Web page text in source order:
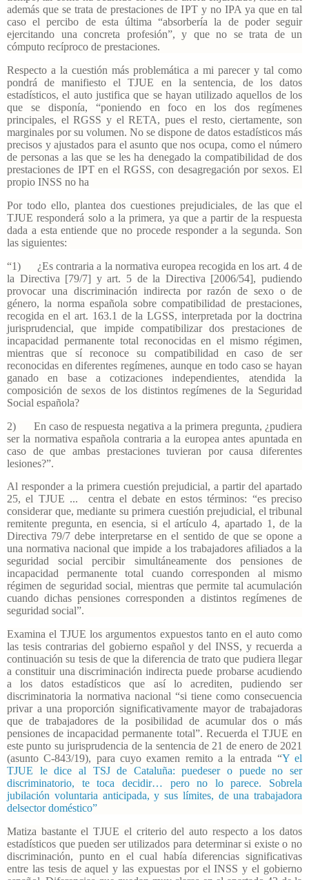
además que se trata de prestaciones de IPT y no IPA ya que en tal
caso el percibo de esta última “absorbería la de poder seguir
ejercitando una concreta profesión”, y que no se trata de un
cómputo recíproco de prestaciones.
Respecto a la cuestión más problemática a mi parecer y tal como
pondrá de manifiesto el TJUE en la sentencia, de los datos
estadísticos, el auto justifica que se hayan utilizado aquellos de los
que se disponía, “poniendo en foco en los dos regímenes
principales, el RGSS y el RETA, pues el resto, ciertamente, son
marginales por su volumen. No se dispone de datos estadísticos más
precisos y ajustados para el asunto que nos ocupa, como el número
de personas a las que se les ha denegado la compatibilidad de dos
prestaciones de IPT en el RGSS, con desagregación por sexos. El
propio INSS no ha
Por todo ello, plantea dos cuestiones prejudiciales, de las que el
TJUE responderá solo a la primera, ya que a partir de la respuesta
dada a esta entiende que no procede responder a la segunda. Son
las siguientes:
“1) ¿Es contraria a la normativa europea recogida en los art. 4 de
la Directiva [79/7] y art. 5 de la Directiva [2006/54], pudiendo
provocar una discriminación indirecta por razón de sexo o de
género, la norma española sobre compatibilidad de prestaciones,
recogida en el art. 163.1 de la LGSS, interpretada por la doctrina
jurisprudencial, que impide compatibilizar dos prestaciones de
incapacidad permanente total reconocidas en el mismo régimen,
mientras que sí reconoce su compatibilidad en caso de ser
reconocidas en diferentes regímenes, aunque en todo caso se hayan
ganado en base a cotizaciones independientes, atendida la
composición de sexos de los distintos regímenes de la Seguridad
Social española?
2) En caso de respuesta negativa a la primera pregunta, ¿pudiera
ser la normativa española contraria a la europea antes apuntada en
caso de que ambas prestaciones tuvieran por causa diferentes
lesiones?”.
Al responder a la primera cuestión prejudicial, a partir del apartado
25, el TJUE ...
centra el debate en estos términos: “es preciso
considerar que, mediante su primera cuestión prejudicial, el tribunal
remitente pregunta, en esencia, si el artículo 4, apartado 1, de la
Directiva 79/7 debe interpretarse en el sentido de que se opone a
una normativa nacional que impide a los trabajadores afiliados a la
seguridad social percibir simultáneamente dos pensiones de
incapacidad permanente total cuando corresponden al mismo
régimen de seguridad social, mientras que permite tal acumulación
cuando dichas pensiones corresponden a distintos regímenes de
seguridad social”.
Examina el TJUE los argumentos expuestos tanto en el auto como
las tesis contrarias del gobierno español y del INSS, y recuerda a
continuación su tesis de que la diferencia de trato que pudiera llegar
a constituir una discriminación indirecta puede probarse acudiendo
a los datos estadísticos que así lo acrediten, pudiendo ser
discriminatoria la normativa nacional “si tiene como consecuencia
privar a una proporción significativamente mayor de trabajadoras
que de trabajadores de la posibilidad de acumular dos o más
pensiones de incapacidad permanente total”. Recuerda el TJUE en
este punto su jurisprudencia de la sentencia de 21 de enero de 2021
(asunto C-843/19), para cuyo examen remito a la entrada “Y el
TJUE le dice al TSJ de Cataluña: puedeser o puede no ser
discriminatorio, te toca decidir… pero no lo parece. Sobrela
jubilación voluntaria anticipada, y sus límites, de una trabajadora
delsector doméstico”
Matiza bastante el TJUE el criterio del auto respecto a los datos
estadísticos que pueden ser utilizados para determinar si existe o no
discriminación, punto en el cual había diferencias significativas
entre las tesis de aquel y las expuestas por el INSS y el gobierno